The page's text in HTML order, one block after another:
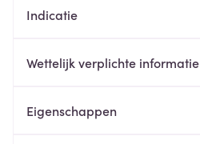
Indicatie
Wettelijk verplichte informatie
Eigenschappen